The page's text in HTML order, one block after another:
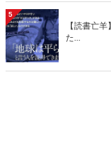
5
【読書亡
た...